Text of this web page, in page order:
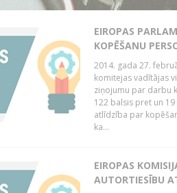
EIROPAS
KOPĒŠANU
2014. gada 27.
komitejas vadītājas
ziņojumu par darbu
122 balsis pret un
atlīdzība par
ka...
EIROPAS
AUTORTIESĪBU